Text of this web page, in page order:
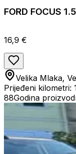
FORD FOCUS
16,9 €
Velika Mlaka,
Prijeđeni kilometri:
88Godina